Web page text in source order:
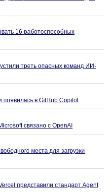
16 работоспособных
треть опасных команд ИИ-
в GitHub Copilot
связано с OpenAI
места для загрузки
представили стандарт Agent